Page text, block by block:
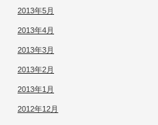
2013年5月
2013年4月
2013年3月
2013年2月
2013年1月
2012年12月